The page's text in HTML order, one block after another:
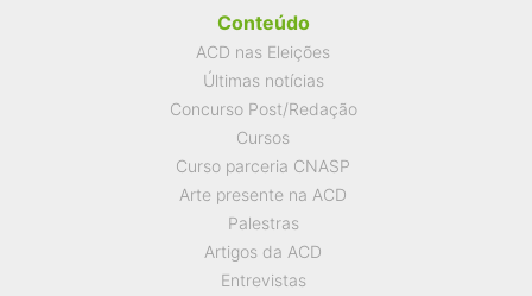
Conteúdo
ACD nas Eleições
Últimas notícias
Concurso Post/Redação
Cursos
Curso parceria CNASP
Arte presente na ACD
Palestras
Artigos da ACD
Entrevistas